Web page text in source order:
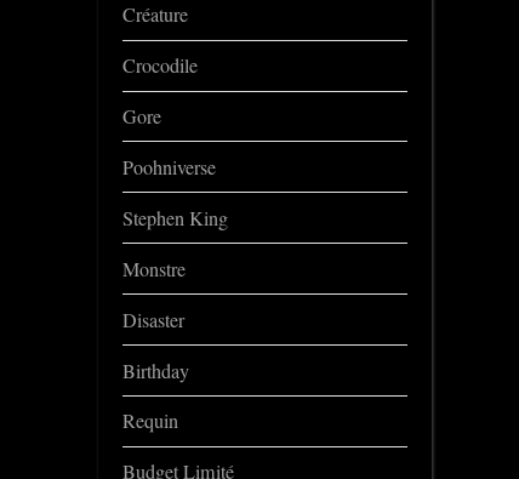
Créature
Crocodile
Gore
Poohniverse
Stephen King
Monstre
Disaster
Birthday
Requin
Budget Limité